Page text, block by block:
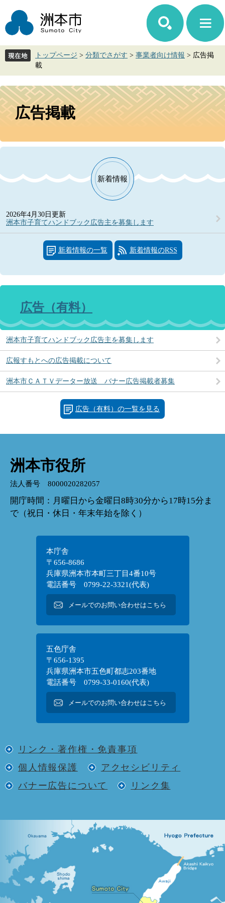
ジ
先
ュ
を
て
本
トップページ > 分類でさがす > 事業者向け情報 > 広告掲
載
本
文
広告掲載
新着情報
2026年4月30日更新
洲本市子育てハンドブック広告主を募集します
新着情報の一覧 新着情報のRSS
広告（有料）
洲本市子育てハンドブック広告主を募集します
広報すもとへの広告掲載について
洲本市ＣＡＴＶデーター放送 バナー広告掲載者募集
広告（有料）の一覧を見る
洲本市役所
法人番号 8000020282057
開庁時間：月曜日から金曜日8時30分から17時15分ま
で（祝日・休日・年末年始を除く）
本庁舎
〒656-8686
兵庫県洲本市本町三丁目4番10号
電話番号 0799-22-3321(代表)
メールでのお問い合わせはこちら
五色庁舎
〒656-1395
兵庫県洲本市五色町都志203番地
電話番号 0799-33-0160(代表)
メールでのお問い合わせはこちら
リンク・著作権・免責事項
個人情報保護
アクセシビリティ
バナー広告について
リンク集